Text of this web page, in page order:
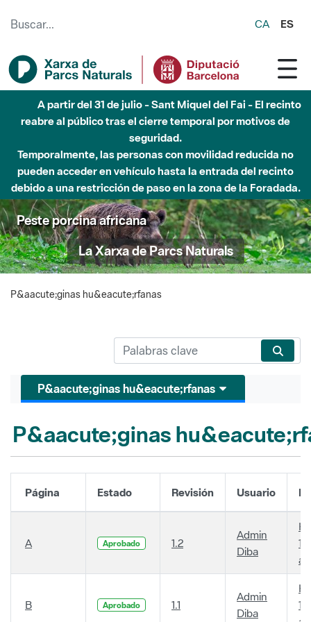
CA ES
A partir del 31 de julio - Sant Miquel del Fai - El recinto
reabre al público tras el cierre temporal por motivos de
seguridad.
Temporalmente, las personas con movilidad reducida no
pueden acceder en vehículo hasta la entrada del recinto
debido a una restricción de paso en la zona de la Foradada.
Peste porcina africana
La Xarxa de Parcs Naturals
P&aacute;ginas hu&eacute;rfanas
P&aacute;ginas hu&eacute;rfanas
P&aacute;ginas
Página Estado Revisión Usuario
A Aprobado 1.2
Admin
Diba
14
B Aprobado 1.1
Admin
Diba
14